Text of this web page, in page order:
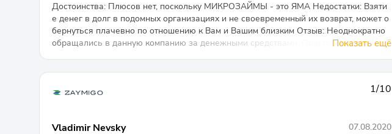
Достоинства: Плюсов нет, поскольку МИКРОЗАЙМЫ - это ЯМА Недостатки: Взяти
е денег в долг в подомных организациях и не своевременный их возврат, может о
бернуться плачевно по отношению к Вам и Вашим близким Отзыв: Неоднократно
обращались в данную компанию за денежными средствами. Практически всегда о
ытается оказывать психологическое давления, также пытаются словесно намекну
евременно.Очень ОГРОМНЫЙ МИНУС в том, что по сравнению с другими МФК (М
Показать ещё
1/10
Vladimir Nevsky 07.08.2020